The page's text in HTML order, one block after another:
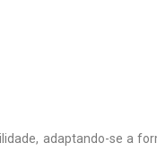
adaptando-se a